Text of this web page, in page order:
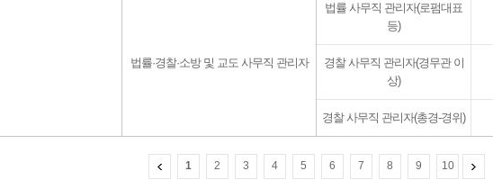
법률·경찰·소방 및 교도 사무직 관리자
법률 사무직 관리자(로펌대표
등)
경찰 사무직 관리자(경무관 이
상)
경찰 사무직 관리자(총경-경위)
1 2 3 4 5 6 7 8 9 10